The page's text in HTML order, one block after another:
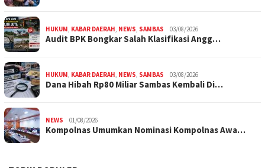
HUKUM, KABAR DAERAH, NEWS, SAMBAS 03/08/2026
Audit BPK Bongkar Salah Klasifikasi Angg…
HUKUM, KABAR DAERAH, NEWS, SAMBAS 03/08/2026
Dana Hibah Rp80 Miliar Sambas Kembali Di…
NEWS 01/08/2026
Kompolnas Umumkan Nominasi Kompolnas Awa…